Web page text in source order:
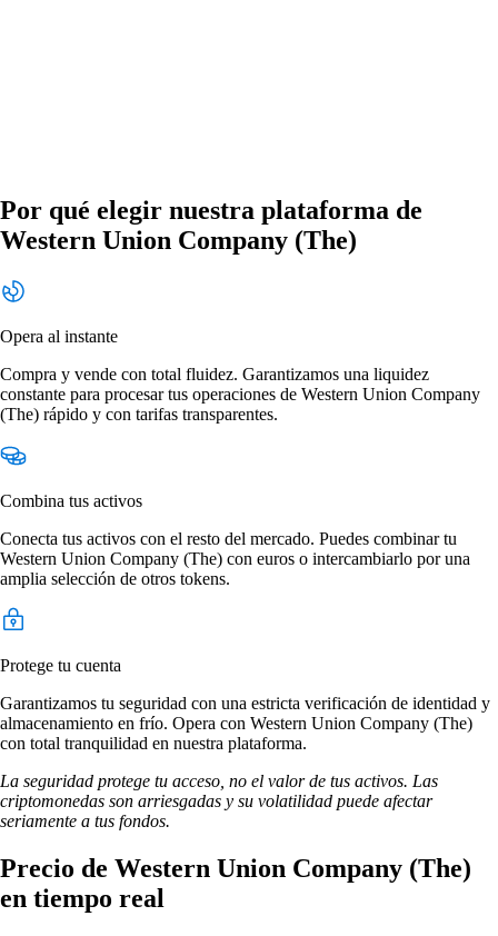
Por qué elegir nuestra plataforma de
Western Union Company (The)
Opera al instante
Compra y vende con total fluidez. Garantizamos una liquidez
constante para procesar tus operaciones de Western Union Company
(The) rápido y con tarifas transparentes.
Combina tus activos
Conecta tus activos con el resto del mercado. Puedes combinar tu
Western Union Company (The) con euros o intercambiarlo por una
amplia selección de otros tokens.
Protege tu cuenta
Garantizamos tu seguridad con una estricta verificación de identidad y
almacenamiento en frío. Opera con Western Union Company (The)
con total tranquilidad en nuestra plataforma.
La seguridad protege tu acceso, no el valor de tus activos. Las
criptomonedas son arriesgadas y su volatilidad puede afectar
seriamente a tus fondos.
Precio de Western Union Company (The)
en tiempo real